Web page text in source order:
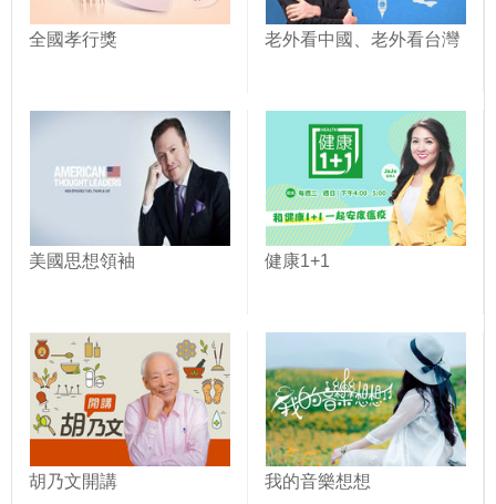
全國孝行獎 老外看中國、老外看台灣
美國思想領袖 健康1+1
胡乃文開講 我的音樂想想